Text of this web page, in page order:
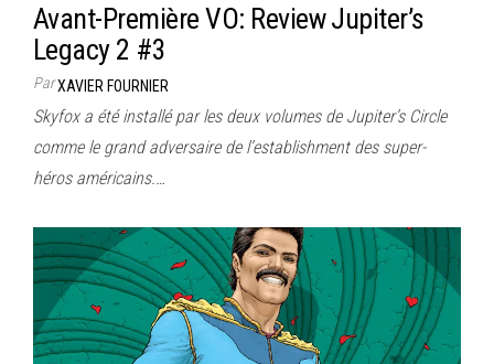
Avant-Première VO: Review Jupiter’s
Legacy 2 #3
ParXAVIER FOURNIER
Skyfox a été installé par les deux volumes de Jupiter’s Circle
comme le grand adversaire de l’establishment des super-
héros américains.…